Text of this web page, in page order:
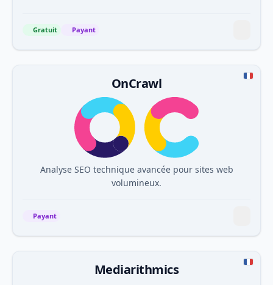
Gratuit Payant
OnCrawl
Analyse SEO technique avancée pour sites web
volumineux.
Payant
Mediarithmics